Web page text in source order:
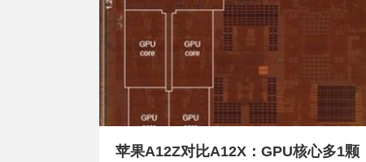
苹果A12Z对比A12X：GPU核心多1颗